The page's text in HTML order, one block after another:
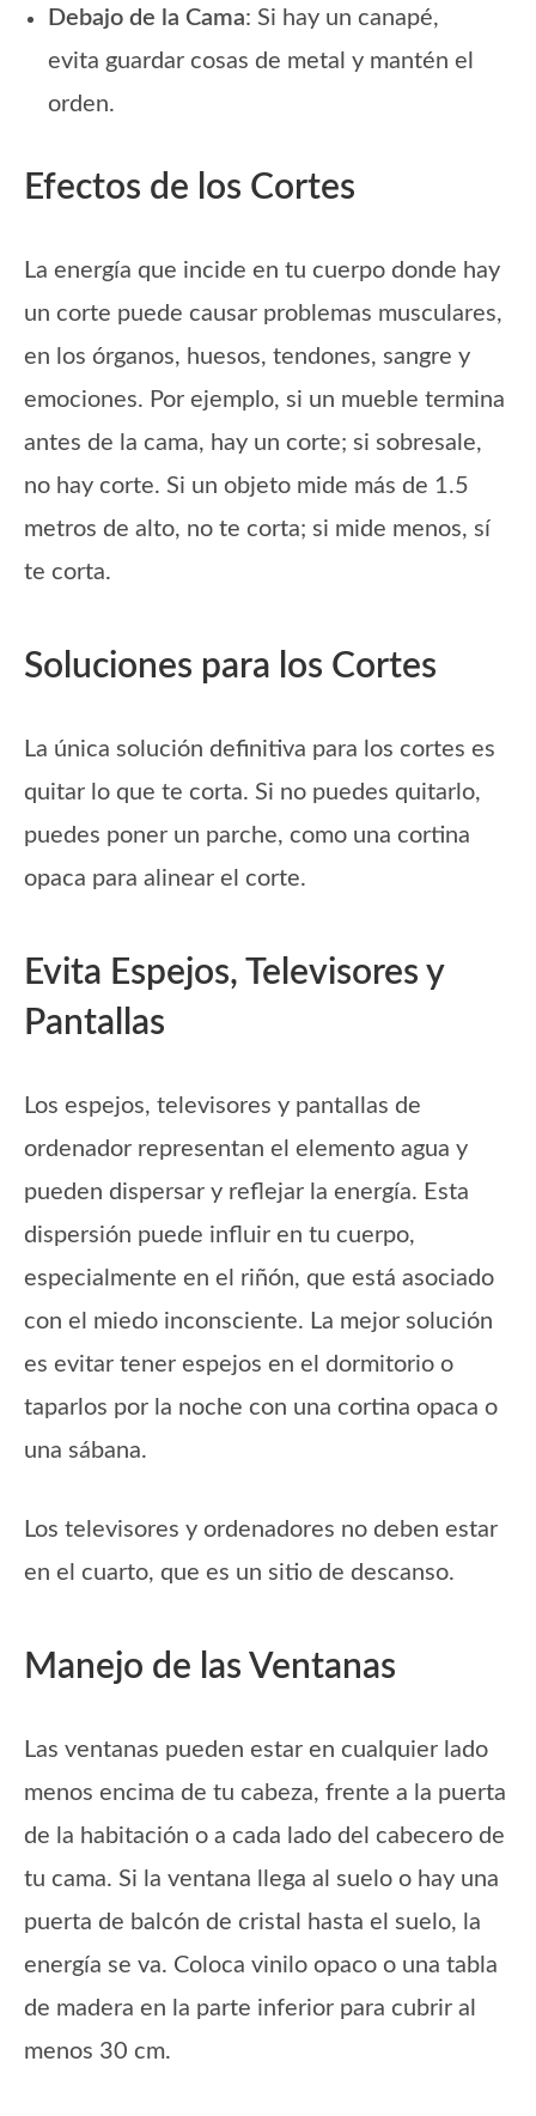
Debajo de la Cama: Si hay un canapé,
evita guardar cosas de metal y mantén el
orden.
Efectos de los Cortes
La energía que incide en tu cuerpo donde hay
un corte puede causar problemas musculares,
en los órganos, huesos, tendones, sangre y
emociones. Por ejemplo, si un mueble termina
antes de la cama, hay un corte; si sobresale,
no hay corte. Si un objeto mide más de 1.5
metros de alto, no te corta; si mide menos, sí
te corta.
Soluciones para los Cortes
La única solución definitiva para los cortes es
quitar lo que te corta. Si no puedes quitarlo,
puedes poner un parche, como una cortina
opaca para alinear el corte.
Evita Espejos, Televisores y
Pantallas
Los espejos, televisores y pantallas de
ordenador representan el elemento agua y
pueden dispersar y reflejar la energía. Esta
dispersión puede influir en tu cuerpo,
especialmente en el riñón, que está asociado
con el miedo inconsciente. La mejor solución
es evitar tener espejos en el dormitorio o
taparlos por la noche con una cortina opaca o
una sábana.
Los televisores y ordenadores no deben estar
en el cuarto, que es un sitio de descanso.
Manejo de las Ventanas
Las ventanas pueden estar en cualquier lado
menos encima de tu cabeza, frente a la puerta
de la habitación o a cada lado del cabecero de
tu cama. Si la ventana llega al suelo o hay una
puerta de balcón de cristal hasta el suelo, la
energía se va. Coloca vinilo opaco o una tabla
de madera en la parte inferior para cubrir al
menos 30 cm.